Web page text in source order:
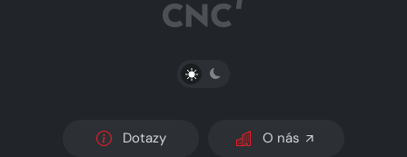
PŘEPNOUT SVĚTLÝ/TMAVÝ REŽIM
Dotazy O nás